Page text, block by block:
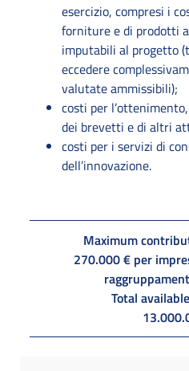
esercizio, compresi i
forniture e di prodotti
imputabili al progetto
eccedere
valutate ammissibili);
costi per
dei brevetti e di altri
costi per i servizi di
dell’innovazione.
Maximum
270.000 € per
Total